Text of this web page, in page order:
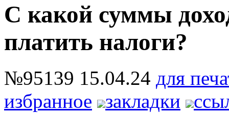
С какой суммы
платить налоги?
№95139 15.04.24 для
избранное
закладки